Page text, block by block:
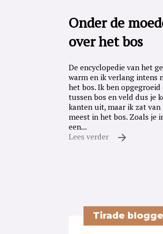
Onder de
over het bos
De encyclopedie van het
warm en ik verlang intens
het bos. Ik ben
tussen bos en veld dus je
kanten uit, maar ik zat van
meest in het bos. Zoals je
een...
Lees verder
Tirade